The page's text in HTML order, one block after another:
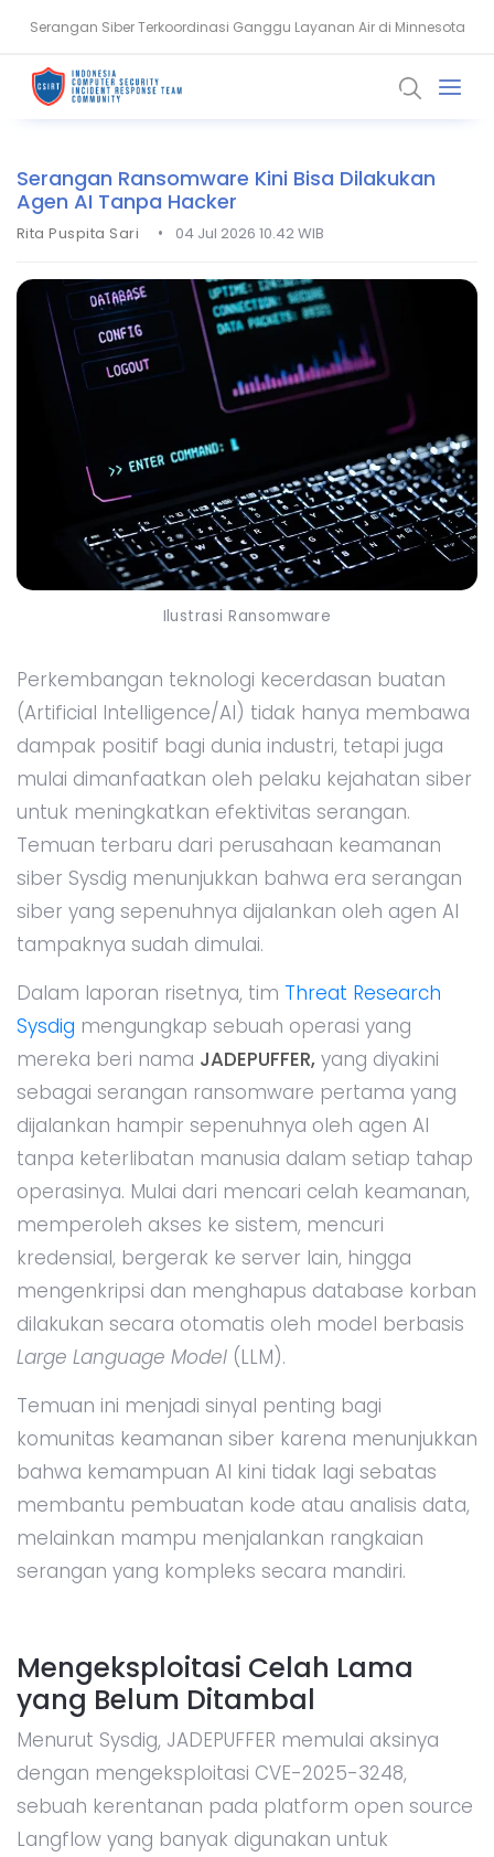
Ransomware Meningkat, Pakar Telkom Minta Zero Trust Diperkuat
Serangan Ransomware Kini Bisa Dilakukan
Agen AI Tanpa Hacker
Rita Puspita Sari • 04 Jul 2026 10.42 WIB
Ilustrasi Ransomware
Perkembangan teknologi kecerdasan buatan
(Artificial Intelligence/AI) tidak hanya membawa
dampak positif bagi dunia industri, tetapi juga
mulai dimanfaatkan oleh pelaku kejahatan siber
untuk meningkatkan efektivitas serangan.
Temuan terbaru dari perusahaan keamanan
siber Sysdig menunjukkan bahwa era serangan
siber yang sepenuhnya dijalankan oleh agen AI
tampaknya sudah dimulai.
Dalam laporan risetnya, tim Threat Research
Sysdig mengungkap sebuah operasi yang
mereka beri nama JADEPUFFER, yang diyakini
sebagai serangan ransomware pertama yang
dijalankan hampir sepenuhnya oleh agen AI
tanpa keterlibatan manusia dalam setiap tahap
operasinya. Mulai dari mencari celah keamanan,
memperoleh akses ke sistem, mencuri
kredensial, bergerak ke server lain, hingga
mengenkripsi dan menghapus database korban
dilakukan secara otomatis oleh model berbasis
Large Language Model (LLM).
Temuan ini menjadi sinyal penting bagi
komunitas keamanan siber karena menunjukkan
bahwa kemampuan AI kini tidak lagi sebatas
membantu pembuatan kode atau analisis data,
melainkan mampu menjalankan rangkaian
serangan yang kompleks secara mandiri.
Mengeksploitasi Celah Lama
yang Belum Ditambal
Menurut Sysdig, JADEPUFFER memulai aksinya
dengan mengeksploitasi CVE-2025-3248,
sebuah kerentanan pada platform open source
Langflow yang banyak digunakan untuk